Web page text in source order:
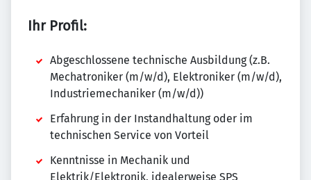
Ihr Profil:
Abgeschlossene technische Ausbildung (z.B.
Mechatroniker (m/w/d), Elektroniker (m/w/d),
Industriemechaniker (m/w/d))
Erfahrung in der Instandhaltung oder im
technischen Service von Vorteil
Kenntnisse in Mechanik und
Elektrik/Elektronik, idealerweise SPS